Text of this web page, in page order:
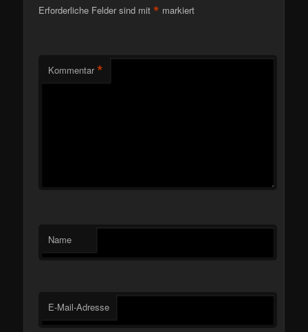
Erforderliche Felder sind mit* markiert
Kommentar *
Name
E-Mail-Adresse